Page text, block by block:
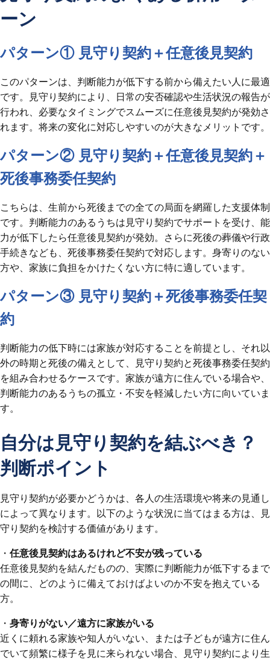
ーン
パターン① 見守り契約＋任意後見契約
このパターンは、判断能力が低下する前から備えたい人に最適
です。見守り契約により、日常の安否確認や生活状況の報告が
行われ、必要なタイミングでスムーズに任意後見契約が発効さ
れます。将来の変化に対応しやすいのが大きなメリットです。
パターン② 見守り契約＋任意後見契約＋
死後事務委任契約
こちらは、生前から死後までの全ての局面を網羅した支援体制
です。判断能力のあるうちは見守り契約でサポートを受け、能
力が低下したら任意後見契約が発効。さらに死後の葬儀や行政
手続きなども、死後事務委任契約で対応します。身寄りのない
方や、家族に負担をかけたくない方に特に適しています。
パターン③ 見守り契約＋死後事務委任契
約
判断能力の低下時には家族が対応することを前提とし、それ以
外の時期と死後の備えとして、見守り契約と死後事務委任契約
を組み合わせるケースです。家族が遠方に住んでいる場合や、
判断能力のあるうちの孤立・不安を軽減したい方に向いていま
す。
自分は見守り契約を結ぶべき？
判断ポイント
見守り契約が必要かどうかは、各人の生活環境や将来の見通し
によって異なります。以下のような状況に当てはまる方は、見
守り契約を検討する価値があります。
・ 任意後見契約はあるけれど不安が残っている
任意後見契約を結んだものの、実際に判断能力が低下するまで
の間に、どのように備えておけばよいのか不安を抱えている
方。
・ 身寄りがない／遠方に家族がいる
近くに頼れる家族や知人がいない、または子どもが遠方に住ん
でいて頻繁に様子を見に来られない場合、見守り契約により生